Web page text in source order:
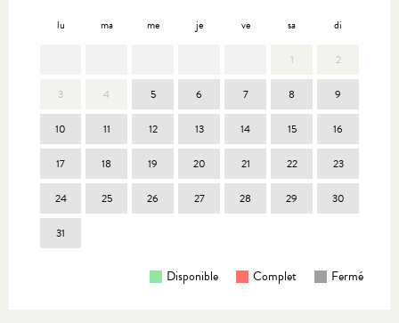
lu ma me je ve sa di
1 2
3 4 5 6 7 8 9
10 11 12 13 14 15 16
17 18 19 20 21 22 23
24 25 26 27 28 29 30
31
Disponible Complet Fermé